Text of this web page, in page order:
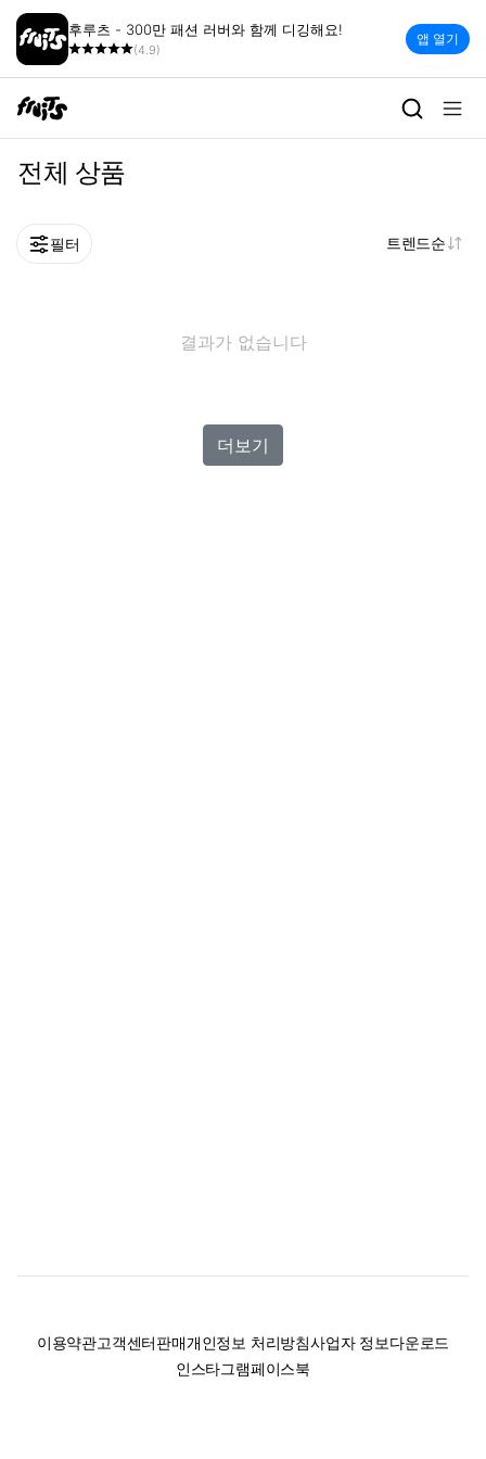
후루츠 - 300만 패션 러버와 함께 디깅해요!
(4.9)
앱 열기
전체 상품
필터 트렌드순
결과가 없습니다
더보기
이용약관고객센터판매개인정보 처리방침사업자 정보다운로드
인스타그램페이스북